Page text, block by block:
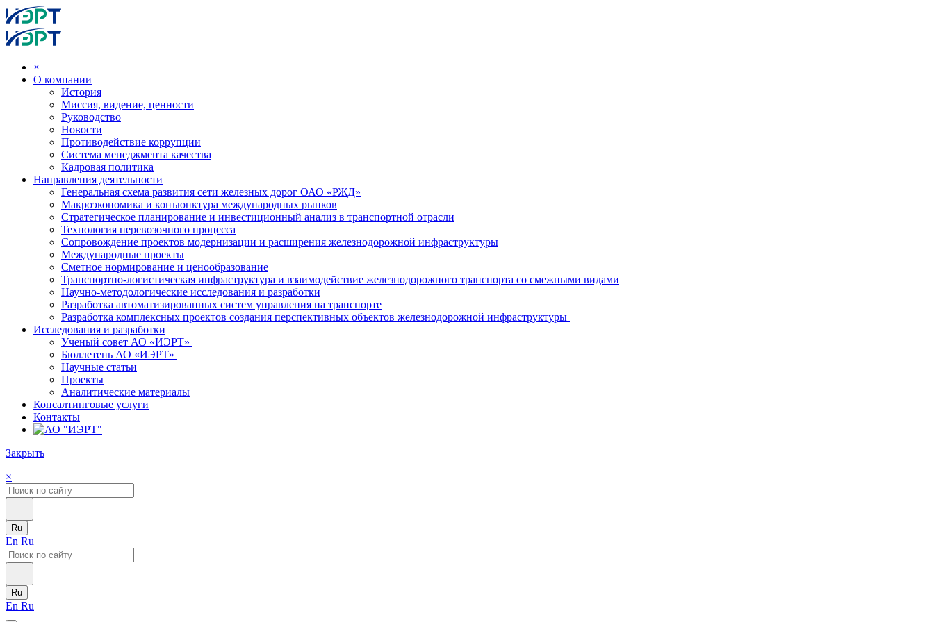
×
О компании
История
Миссия, видение, ценности
Руководство
Новости
Противодействие коррупции
Система менеджмента качества
Кадровая политика
Направления деятельности
Генеральная схема развития сети железных дорог ОАО «РЖД»
Макроэкономика и конъюнктура международных рынков
Стратегическое планирование и инвестиционный анализ в транспортной отрасли
Технология перевозочного процесса
Сопровождение проектов модернизации и расширения железнодорожной инфраструктуры
Международные проекты
Сметное нормирование и ценообразование
Транспортно-логистическая инфраструктура и взаимодействие железнодорожного транспорта со смежными видами
Научно-методологические исследования и разработки
Разработка автоматизированных систем управления на транспорте
Разработка комплексных проектов создания перспективных объектов железнодорожной инфраструктуры
Исследования и разработки
Ученый совет АО «ИЭРТ»
Бюллетень АО «ИЭРТ»
Научные статьи
Проекты
Аналитические материалы
Консалтинговые услуги
Контакты
Закрыть
×
Ru
En Ru
Ru
En Ru